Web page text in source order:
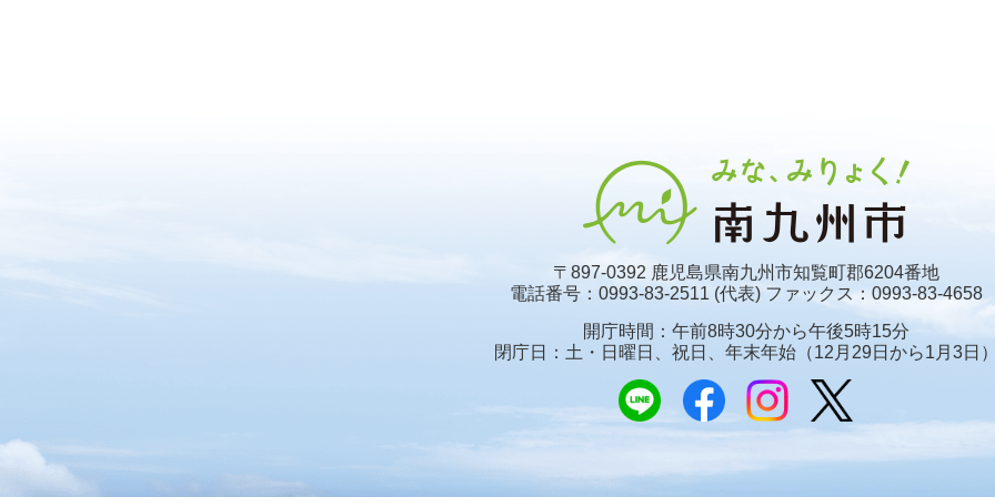
〒897-0392 鹿児島県南九州市知覧町郡6204番地
電話番号：0993-83-2511 (代表) ファックス：0993-83-4658
開庁時間：午前8時30分から午後5時15分
閉庁日：土・日曜日、祝日、年末年始 （12月29日から1月3日